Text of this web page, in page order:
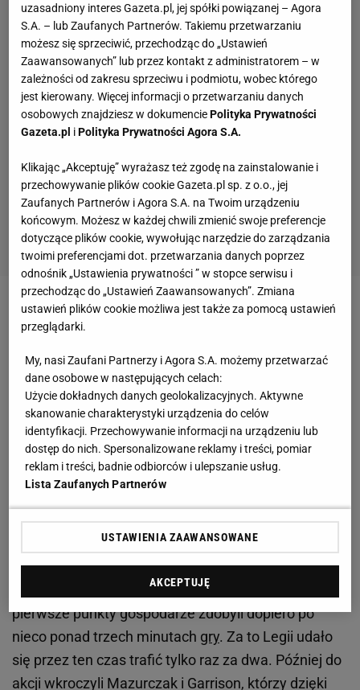
Zobacz wideoAlan Ważny o eliminacjach Enea
Poznań Open 2026: Zagrałem bardziej agresywnie
Pełna dominacja Zastalu w finale. Nie mogli tego
wypuścić
To właśnie Zielonogórzanie lepiejweszliw ten
mecz. Po niespełna czterech minutach prowadzili
Andrzej Mazurczak, który raz po raz skutecznie
kończył akcje Zastalu. W efekcie po pierwszej
kwarcie jego zespół prowadził 23:17. Na początku
drugiej obie ekipy miały jednak spory zastój, bo
pierwsze punkty gospodarze zdobyli dopiero po
nieco ponad trzech minutach gry. Za to Legii udało
się przez ten czas trafić tylko raz za dwa. Później do
akcji wkroczyli Mazurczak i Garrison, którzy dzięki
uzasadniony interes Gazeta.pl, jej spółki powiązanej – Agora
S.A. – lub Zaufanych Partnerów. Takiemu przetwarzaniu
możesz się sprzeciwić, przechodząc do „Ustawień
Zaawansowanych” lub przez kontakt z administratorem – w
zależności od zakresu sprzeciwu i podmiotu, wobec którego
jest kierowany. Więcej informacji o przetwarzaniu danych
osobowych znajdziesz w dokumenciePolityka Prywatności
Gazeta.pl iPolityka Prywatności Agora S.A.
Klikając „Akceptuję” wyrażasz też zgodę na zainstalowanie i
przechowywanie plików cookie Gazeta.pl sp. z o.o., jej
Zaufanych Partnerów i Agora S.A. na Twoim urządzeniu
końcowym. Możesz w każdej chwili zmienić swoje preferencje
dotyczące plików cookie, wywołując narzędzie do zarządzania
twoimi preferencjami dot. przetwarzania danych poprzez
odnośnik „Ustawienia prywatności ” w stopce serwisu i
przechodząc do „Ustawień Zaawansowanych”. Zmiana
ustawień plików cookie możliwa jest także za pomocą ustawień
przeglądarki.
My, nasi Zaufani Partnerzy i Agora S.A. możemy przetwarzać
dane osobowe w następujących celach:
Użycie dokładnych danych geolokalizacyjnych. Aktywne
skanowanie charakterystyki urządzenia do celów
identyfikacji. Przechowywanie informacji na urządzeniu lub
dostęp do nich. Spersonalizowane reklamy i treści, pomiar
reklam i treści, badnie odbiorców i ulepszanie usług.
Lista Zaufanych Partnerów
USTAWIENIA ZAAWANSOWANE
AKCEPTUJĘ